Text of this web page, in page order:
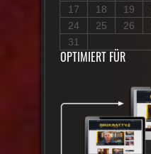
17
18 19
24
25 26
31
OPTIMIERT FÜR